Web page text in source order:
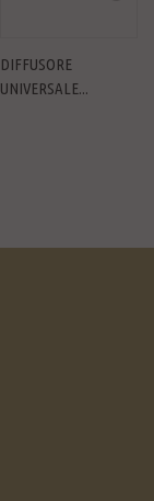
DIFFUSORE
UNIVERSALE...